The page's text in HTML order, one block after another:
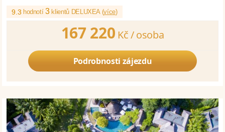
9.3 hodnotí3klientů DELUXEA (více)
167 220 Kč /osoba
Podrobnosti zájezdu